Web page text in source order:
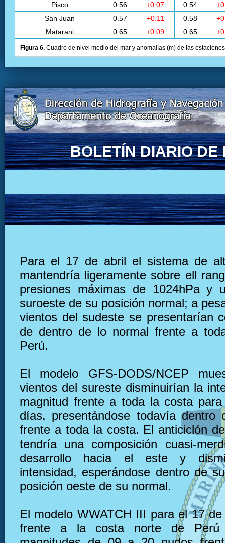
Pisco 0.56 +0.07 0.54
San Juan
0.57 +0.11 0.58
Matarani
0.65 +0.09 0.65
Figura 6. Cuadro de nivel medio del mar y anomalías (m) de las
BOLETÍN DIARIO DE
Para el 17 de abril el sistema de
mantendría ligeramente sobre ell
presiones máximas de 1024hPa y
suroeste de su posición normal; a
vientos del sudeste se presentarían
de dentro de lo normal frente a
Perú.
El modelo GFS-DODS/NCEP
vientos del sureste disminuirían la
magnitud frente a toda la costa
días, presentándose todavía dentro
frente a toda la costa. El anticiclón
tendría una composición cuasi-
desarrollo hacia el este y
intensidad, esperándose dentro de
posición oeste de su normal.
El modelo WWATCH III para el 17 de abril muestra frente a la costa norte de Perú vientos con magnitudes de 09 a 20 nudos frente a la costa norte, en el centro de 06 a 11 nudos y frente a la costa sur fluctuación de 06 a 12 nudos. El mismo modelo, muestra frente a la costa norte y centro de Perú una tendencia al decaimiento de la altura de las